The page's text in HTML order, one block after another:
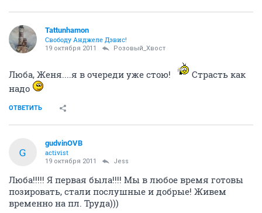
Tattunhamon
Свободу Анджеле Дэвис!
19 октября 2011 Розовый_Хвост
Люба, Женя....я в очереди уже стою!
Страсть как
надо
ОТВЕТИТЬ
G
gudvinOVB
activist
19 октября 2011 Jess
Люба!!!!! Я первая была!!!! Мы в любое время готовы
позировать, стали послушные и добрые! Живем
временно на пл. Труда)))